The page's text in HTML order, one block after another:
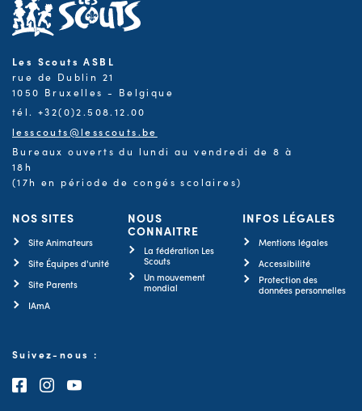
Les Scouts ASBL
rue de Dublin 21
1050 Bruxelles - Belgique
tél. +32(0)2.508.12.00
lesscouts@lesscouts.be
Bureaux ouverts du lundi au vendredi de 8 à
18h
(17h en période de congés scolaires)
NOS SITES
Site Animateurs
Site Équipes d'unité
Site Parents
IAmA
NOUS
CONNAITRE
La fédération Les
Scouts
Un mouvement
mondial
INFOS LÉGALES
Mentions légales
Accessibilité
Protection des
données personnelles
Suivez-nous :
Consultez notre page Facebook
Consultez notre page Instagram
Consultez notre chaîne Youtube